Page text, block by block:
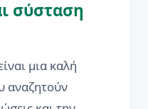
σύσταση
μια καλή
αναζητούν